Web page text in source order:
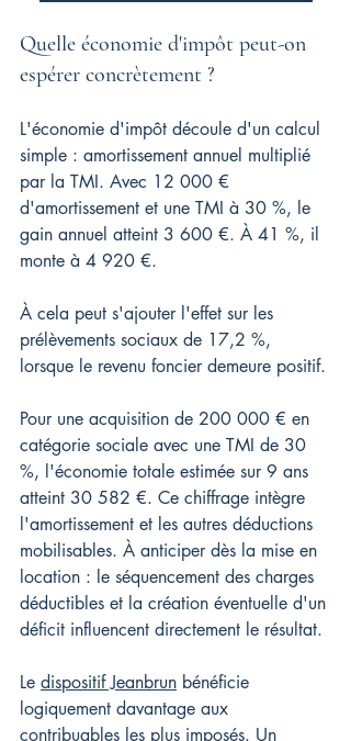
Quelle économie d'impôt peut-on
espérer concrètement ?
L'économie d'impôt découle d'un calcul
simple : amortissement annuel multiplié
par la TMI. Avec 12 000 €
d'amortissement et une TMI à 30 %, le
gain annuel atteint 3 600 €. À 41 %, il
monte à 4 920 €.
À cela peut s'ajouter l'effet sur les
prélèvements sociaux de 17,2 %,
lorsque le revenu foncier demeure positif.
Pour une acquisition de 200 000 € en
catégorie sociale avec une TMI de 30
%, l'économie totale estimée sur 9 ans
atteint 30 582 €. Ce chiffrage intègre
l'amortissement et les autres déductions
mobilisables. À anticiper dès la mise en
location : le séquencement des charges
déductibles et la création éventuelle d'un
déficit influencent directement le résultat.
Le dispositif Jeanbrun bénéficie
logiquement davantage aux
contribuables les plus imposés. Un